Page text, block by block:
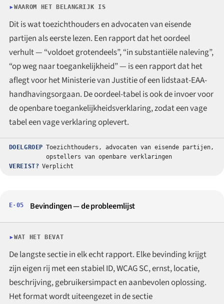
WAAROM HET BELANGRIJK IS
Dit is wat toezichthouders en advocaten van eisende
partijen als eerste lezen. Een rapport dat het oordeel
verhult — “voldoet grotendeels”, “in substantiële naleving”,
“op weg naar toegankelijkheid” — is een rapport dat het
aflegt voor het Ministerie van Justitie of een lidstaat-EAA-
handhavingsorgaan. De oordeel-tabel is ook de invoer voor
de openbare toegankelijkheidsverklaring, zodat een vage
tabel een vage verklaring oplevert.
DOELGROEP Toezichthouders, advocaten van eisende partijen,
opstellers van openbare verklaringen
VEREIST? Verplicht
E·05 Bevindingen — de probleemlijst
WAT HET BEVAT
De langste sectie in elk echt rapport. Elke bevinding krijgt
zijn eigen rij met een stabiel ID, WCAG SC, ernst, locatie,
beschrijving, gebruikersimpact en aanbevolen oplossing.
Het format wordt uiteengezet in de sectie